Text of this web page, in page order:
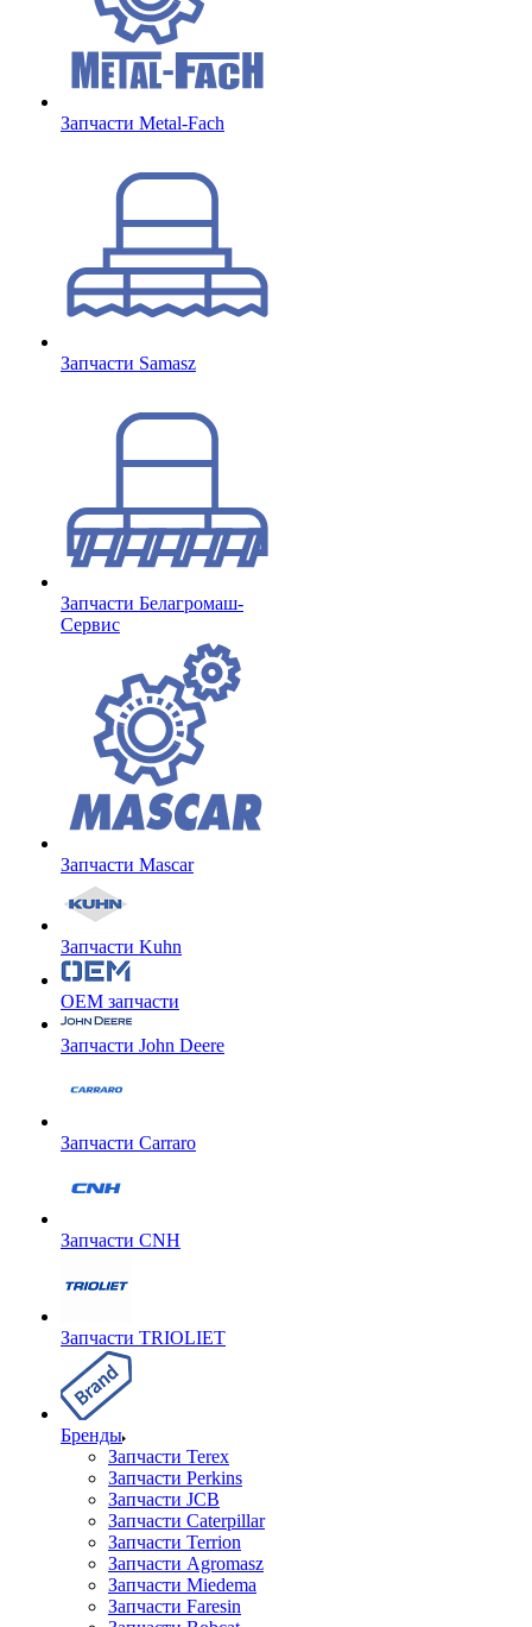
Запчасти Metal-Fach
Запчасти Samasz
Запчасти Белагромаш-
Сервис
Запчасти Mascar
Запчасти Kuhn
OEM запчасти
Запчасти John Deere
Запчасти Carraro
Запчасти CNH
Запчасти TRIOLIET
Бренды
Запчасти Terex
Запчасти Perkins
Запчасти JCB
Запчасти Caterpillar
Запчасти Terrion
Запчасти Agromasz
Запчасти Miedema
Запчасти Faresin